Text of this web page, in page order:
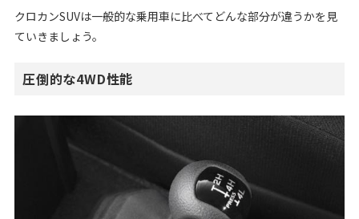
クロカンSUVは一般的な乗用車に比べてどんな部分が違うかを見
ていきましょう。
圧倒的な4WD性能